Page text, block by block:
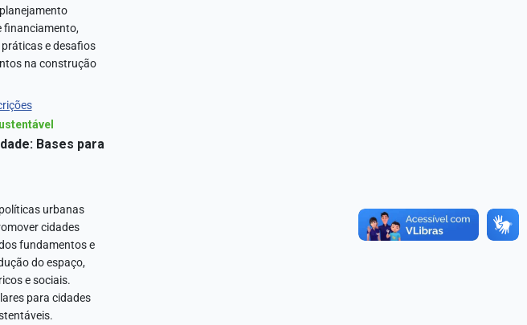
financiamento,
e desafios
na construção
Bases para
urbanas
cidades
fundamentos e
do espaço,
e sociais.
para cidades